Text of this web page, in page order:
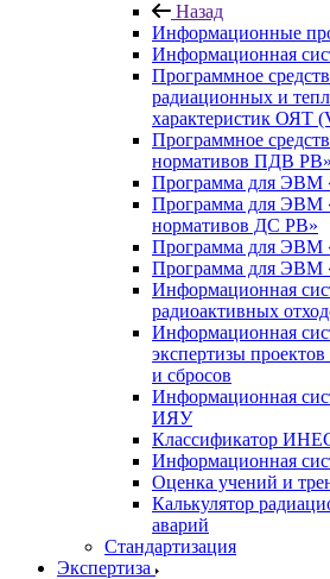
Назад
Информационные
Информационная
Программное
радиационных и
характеристик ОЯТ
Программное
нормативов ПДВ РВ»
Программа для ЭВМ
Программа для ЭВМ
нормативов ДС РВ»
Программа для ЭВМ
Программа для ЭВМ
Информационная
радиоактивных
Информационная
экспертизы
и сбросов
Информационная
ИЯУ
Классификатор
Информационная
Оценка учений и
Калькулятор
аварий
Стандартизация
Экспертиза